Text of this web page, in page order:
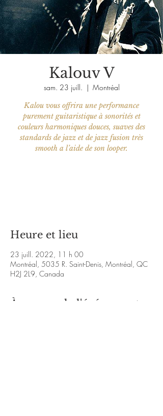
Kalouv V
sam. 23 juill.
  |
Montréal
Kalou vous offrira une performance
purement guitaristique à sonorités et
couleurs harmoniques douces, suaves des
standards de jazz et de jazz fusion très
smooth a l’aide de son looper.
Heure et lieu
23 juill. 2022, 11 h 00
Montréal, 5035 R. Saint-Denis, Montréal, QC
H2J 2L9, Canada
À propos de l'événement